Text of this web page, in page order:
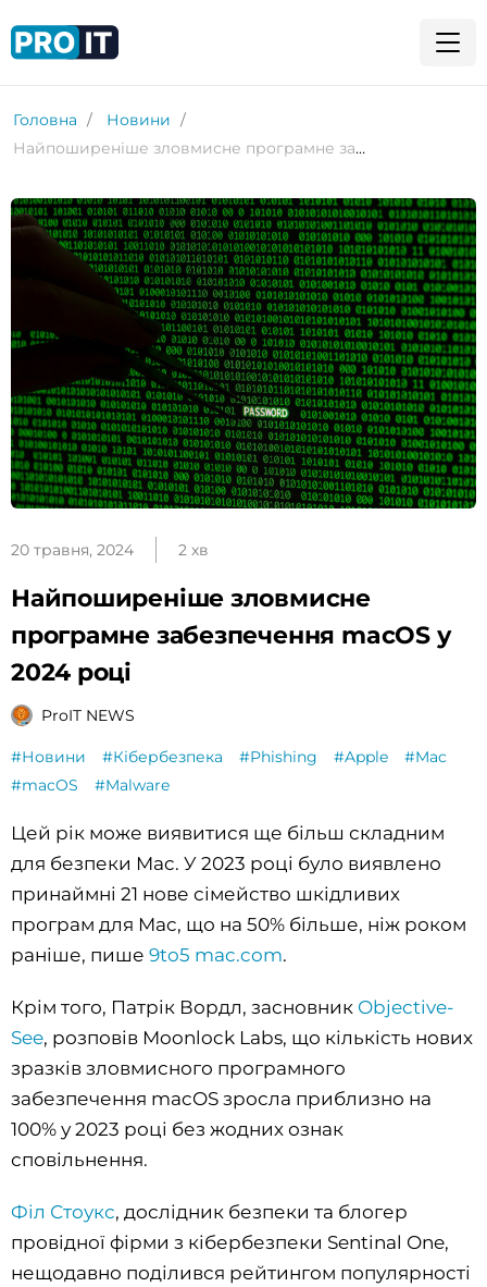
Головна
Новини
Найпоширеніше зловмисне програмне забезпечення macOS у 2024 році
20 травня, 2024 2 хв
Найпоширеніше зловмисне
програмне забезпечення macOS у
2024 році
ProIT NEWS
#Новини #Кібербезпека #Phishing #Apple
#Mac
#macOS
#Malware
Цей рік може виявитися ще більш складним
для безпеки Mac. У 2023 році було виявлено
принаймні 21 нове сімейство шкідливих
програм для Mac, що на 50% більше, ніж роком
раніше, пише 9to5 mac.com.
Крім того, Патрік Вордл, засновник Objective-
See, розповів Moonlock Labs, що кількість нових
зразків зловмисного програмного
забезпечення macOS зросла приблизно на
100% у 2023 році без жодних ознак
сповільнення.
Філ Стоукс, дослідник безпеки та блогер
провідної фірми з кібербезпеки Sentinal One,
нещодавно поділився рейтингом популярності